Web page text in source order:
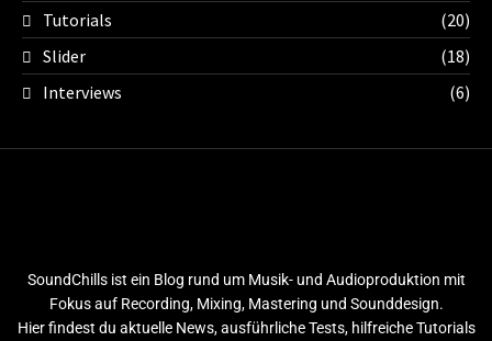
Tutorials
(20)
Slider
(18)
Interviews
(6)
SoundChills ist ein Blog rund um Musik- und Audioproduktion mit
Fokus auf Recording, Mixing, Mastering und Sounddesign.
Hier findest du aktuelle News, ausführliche Tests, hilfreiche Tutorials